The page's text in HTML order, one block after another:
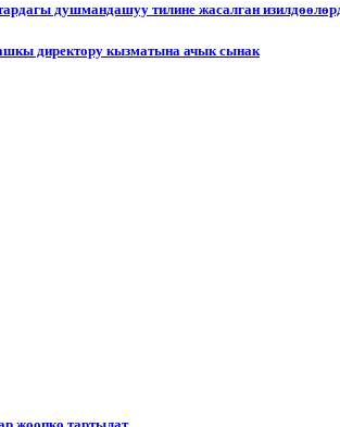
душмандашуу тилине жасалган
директору кызматына ачык сынак